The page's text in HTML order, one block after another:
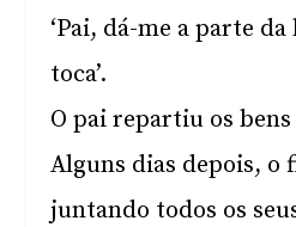
‘Pai, dá-me a parte
toca’.
O pai repartiu os
Alguns dias depois, o
juntando todos os